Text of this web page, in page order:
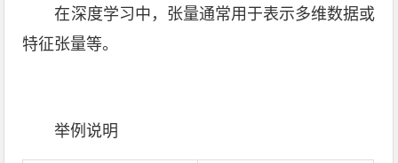
在深度学习中，张量通常用于表示多维数据或
特征张量等。
举例说明